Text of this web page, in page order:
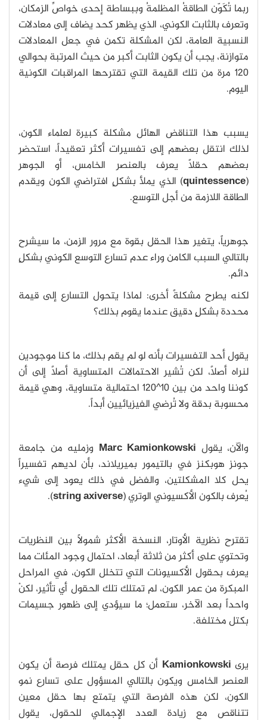
ربما تُكَوّن الطاقةُ المظلمةُ وببساطة إحدى خواصِّ الزمكان،
وتعرف بالثابت الكوني، الذي يظهر كحد يضاف إلى معادلات
النسبية العامة، لكن المشكلة تكمن في جعل المعادلات
متوازنة، يجب أن يكون الثابت أكبر من حيث المرتبة بحوالي
120 مرة من تلك القيمة التي تقترحها المراقبات الكونية
اليوم.
يسبب هذا التناقض الهائل مشكلة كبيرة لعلماء الكون،
لذلك انتقل بعضهم إلى تفسيرات أكثر تعقيداً، استحضر
بعضهم حقلاً يعرف بالعنصر الخامس، أو الجوهر
(
quintessence) الذي يملأ بشكلٍ افتراضي الكون ويقدم
الطاقة اللازمة من أجل التوسع.
جوهرياً، يتغير هذا الحقل بقوة مع مرور الزمن، ما سيشرح
بالتالي السبب الكامن وراء عدم تسارع التوسع الكوني بشكلٍ
دائم.
لكنه يطرح مشكلةً أخرى: لماذا يتحول التسارع إلى قيمة
محددة بشكلٍ دقيق عندما يقوم بذلك؟
يقول أحد التفسيرات بأنه لو لم يقم بذلك، ما كنا موجودين
لنراه أصلاً، لكن تُشير الاحتمالات المتساوية أصلاً إلى أن
كوننا واحد من بين 10^120 احتمالية متساوية، وهي قيمة
محسوبة بدقة ولا تُرضي الفيزيائيين أبداً.
والآن، يقول Marc Kamionkowski وزمليه من جامعة
جونز هوبكنز في بالتيمور بميريلاند، بأن لديهم تفسيراً
يحل كلا المشكلتين، والفضل في ذلك يعود إلى شيء
يُعرف بالكون الأكسيوني الوتري (string axiverse
).
تقترح نظرية الأوتار، النسخة الأكثر شمولاً بين النظريات
وتحتوي على أكثر من ثلاثة أبعاد، احتمال وجود المئات مما
يعرف بحقول الأكسيونات التي تتخلل الكون، في المراحل
المبكرة من عمر الكون، لم تمتلك تلك الحقول أي تأثير، لكنْ
واحداً بعد الآخر، ستعمل؛ ما سيؤدي إلى ظهور جسيمات
بكتل مختلفة.
يرى Kamionkowski أن كل حقل يمتلك فرصة أن يكون
العنصر الخامس ويكون بالتالي المسؤول على تسارع نمو
الكون، لكن هذه الفرصة التي يتمتع بها حقل معين
تتناقص مع زيادة العدد الإجمالي للحقول، يقول